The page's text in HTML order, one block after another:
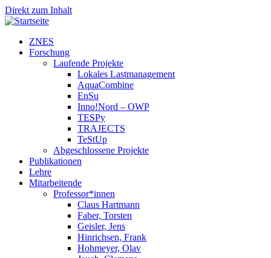
Direkt zum Inhalt
ZNES
Forschung
Laufende Projekte
Lokales Lastmanagement
AquaCombine
EnSu
Inno!Nord – OWP
TESPy
TRAJECTS
TeStUp
Abgeschlossene Projekte
Publikationen
Lehre
Mitarbeitende
Professor*innen
Claus Hartmann
Faber, Torsten
Geisler, Jens
Hinrichsen, Frank
Hohmeyer, Olav